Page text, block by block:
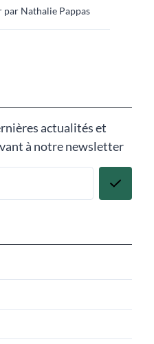
Nathalie Pappas
actualités et
à notre newsletter